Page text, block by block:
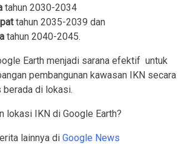
tahun 2030-2034
tahun 2035-2039 dan
tahun 2040-2045.
Earth menjadi sarana efektif untuk
pembangunan kawasan IKN secara
berada di lokasi.
lokasi IKN di Google Earth?
lainnya di Google News